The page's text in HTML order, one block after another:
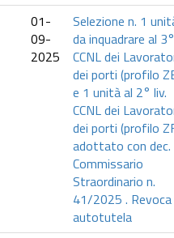
01-
09-
2025
Selezione n. 1
da inquadrare al
CCNL dei
dei porti (profilo
e 1 unità al 2° liv.
CCNL dei
dei porti (profilo
adottato con dec.
Commissario
Straordinario n.
41/2025 .
autotutela